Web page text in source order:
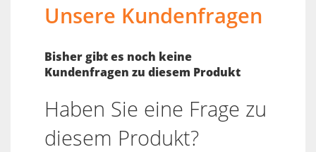
Unsere Kundenfragen
Bisher gibt es noch keine
Kundenfragen zu diesem Produkt
Haben Sie eine Frage zu
diesem Produkt?